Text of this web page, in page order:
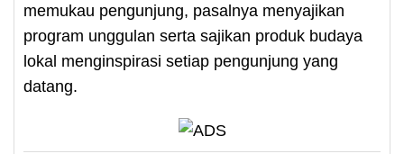
memukau pengunjung, pasalnya menyajikan
program unggulan serta sajikan produk budaya
lokal menginspirasi setiap pengunjung yang
datang.